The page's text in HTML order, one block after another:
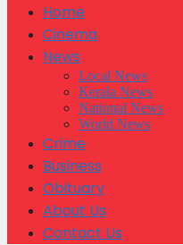
Home
Cinema
News
Local News
Kerala News
National News
World News
Crime
Business
Obituary
About Us
Contact Us